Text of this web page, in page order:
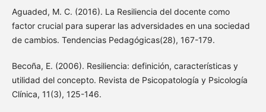
Aguaded, M. C. (2016). La Resiliencia del docente como
factor crucial para superar las adversidades en una sociedad
de cambios. Tendencias Pedagógicas(28), 167-179.
Becoña, E. (2006). Resiliencia: definición, características y
utilidad del concepto. Revista de Psicopatología y Psicología
Clínica, 11(3), 125-146.